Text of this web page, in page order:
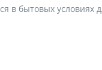
в бытовых условиях